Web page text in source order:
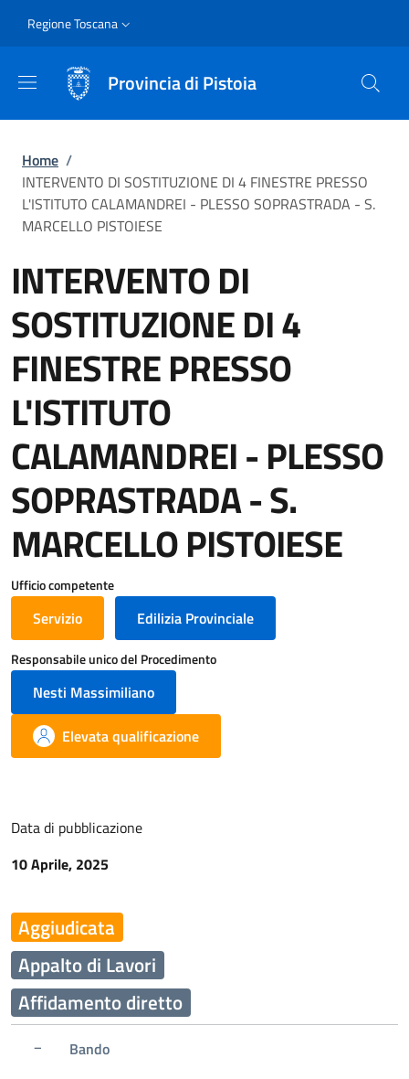
Slim
Regione Toscana
Provincia di Pistoia
Briciole di pane
Home /
INTERVENTO DI SOSTITUZIONE DI 4 FINESTRE PRESSO
L'ISTITUTO CALAMANDREI - PLESSO SOPRASTRADA - S.
MARCELLO PISTOIESE
INTERVENTO DI
SOSTITUZIONE DI 4
FINESTRE PRESSO
L'ISTITUTO
CALAMANDREI - PLESSO
SOPRASTRADA - S.
MARCELLO PISTOIESE
Ufficio competente
Servizio Edilizia Provinciale
Responsabile unico del Procedimento
Nesti Massimiliano
Elevata qualificazione
Data di pubblicazione
10 Aprile, 2025
Aggiudicata
Appalto di Lavori
Affidamento diretto
Bando